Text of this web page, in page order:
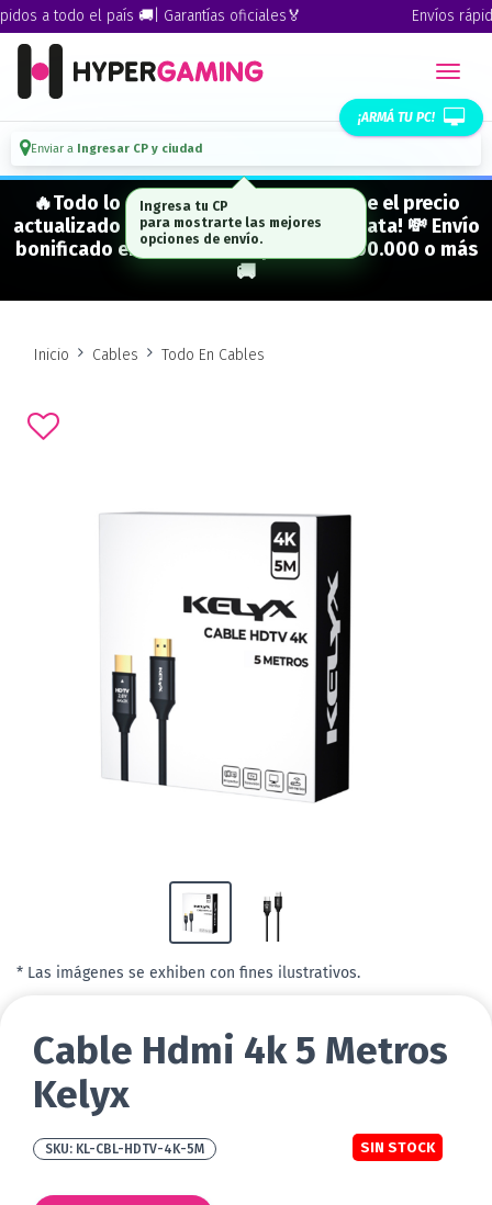
a todo el país 🚚| Garantías oficiales🏅 Envíos
¡ARMÁ TU PC!
Enviar a Ingresar CP y ciudad
🔥Todo lo que figura "EN STOCK" tiene el precio
actualizado y está para entrega inmediata! 💸 Envío
bonificado en CABA en compras de $500.000 o más
🚚
Inicio Cables Todo En Cables
* Las imágenes se exhiben con fines ilustrativos.
Cable Hdmi 4k 5 Metros
Kelyx
KL-CBL-HDTV-4K-5M SIN STOCK
Ingresa tu CP
para mostrarte las mejores
opciones de envío.